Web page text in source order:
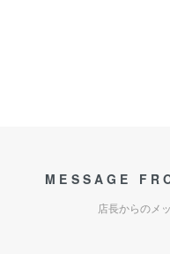
MESSAGE
店長からのメ